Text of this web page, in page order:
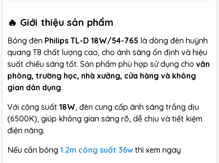
🔥 Giới thiệu sản phẩm
Bóng đèn Philips TL-D 18W/54-765 là dòng đèn huỳnh
quang T8 chất lượng cao, cho ánh sáng ổn định và hiệu
suất chiếu sáng tốt. Sản phẩm phù hợp sử dụng cho văn
phòng, trường học, nhà xưởng, cửa hàng và không
gian dân dụng.
Với công suất 18W, đèn cung cấp ánh sáng trắng dịu
(6500K), giúp không gian sáng rõ, dễ chịu và tiết kiệm
điện năng.
Nếu cần bóng 1.2m công suất 36w thì xem ngay